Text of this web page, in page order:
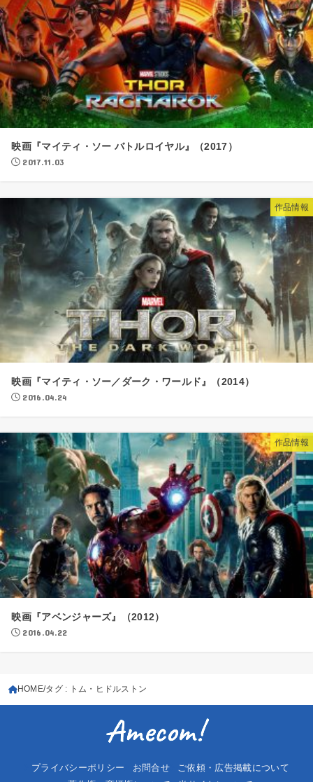
映画『マイティ・ソー バトルロイヤル』（2017）
2017.11.03
作品情報
映画『マイティ・ソー／ダーク・ワールド』（2014）
2016.04.24
作品情報
映画『アベンジャーズ』（2012）
2016.04.22
HOME タグ : トム・ヒドルストン
プライバシーポリシー お問合せ
ご依頼・広告掲載について